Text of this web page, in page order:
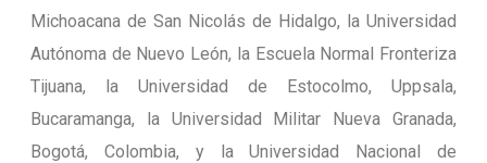
Michoacana de San Nicolás de Hidalgo, la Universidad
Autónoma de Nuevo León, la Escuela Normal Fronteriza
Tijuana, la Universidad de Estocolmo, Uppsala,
Bucaramanga, la Universidad Militar Nueva Granada,
Bogotá, Colombia, y la Universidad Nacional de